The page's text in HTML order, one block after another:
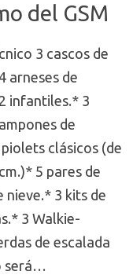
del GSM
3 cascos de
arneses de
infantiles.* 3
de
clásicos (de
5 pares de
nieve.* 3 kits de
3 Walkie-
de escalada
será…